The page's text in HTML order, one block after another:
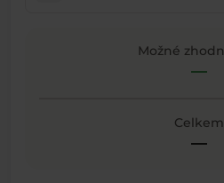
Možné
—
Celkem
—